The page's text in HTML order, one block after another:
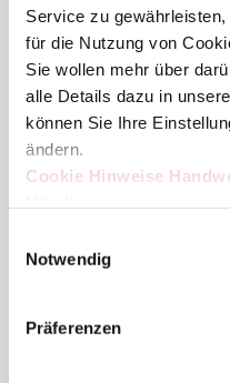
Service zu
für die Nutzung von
Sie wollen mehr über
alle Details dazu in
können Sie Ihre
ändern.
Cookie Hinweise
Notwendig
Präferenzen
Nach der Zulassung
den Gutschein durch
Prämienformulars an